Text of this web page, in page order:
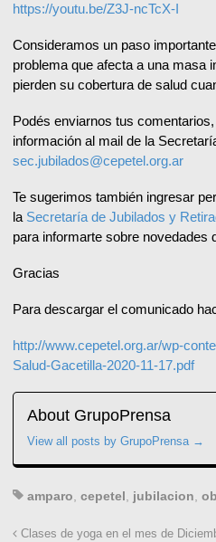
https://youtu.be/Z3J-ncTcX-I
Consideramos un paso
problema que afecta a una masa
pierden su cobertura de salud
Podés enviarnos tus
información al mail de la
sec.jubilados@cepetel.org.ar
Te sugerimos también ingresar
la Secretaría de Jubilados y
para informarte sobre novedades
Gracias
Para descargar el comunicado
http://www.cepetel.org.ar/wp-
Salud-Gacetilla-2020-11-17.pdf
About GrupoPrensa
View all posts by GrupoPrensa →
amparo, cepetel, jubilacion,
Clases de yoga en el mes de